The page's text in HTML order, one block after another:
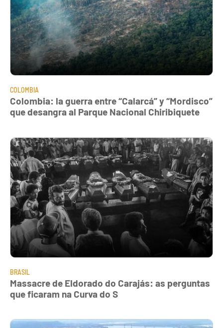
COLOMBIA
Colombia: la guerra entre “Calarcá” y “Mordisco”
que desangra al Parque Nacional Chiribiquete
BRASIL
Massacre de Eldorado do Carajás: as perguntas
que ficaram na Curva do S